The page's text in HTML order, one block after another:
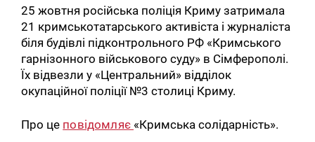
25 жовтня російська поліція Криму затримала
21 кримськотатарського активіста і журналіста
біля будівлі підконтрольного РФ «Кримського
гарнізонного військового суду» в Сімферополі.
Їх відвезли у «Центральний» відділок
окупаційної поліції №3 столиці Криму.
Про це повідомляє «Кримська солідарність».